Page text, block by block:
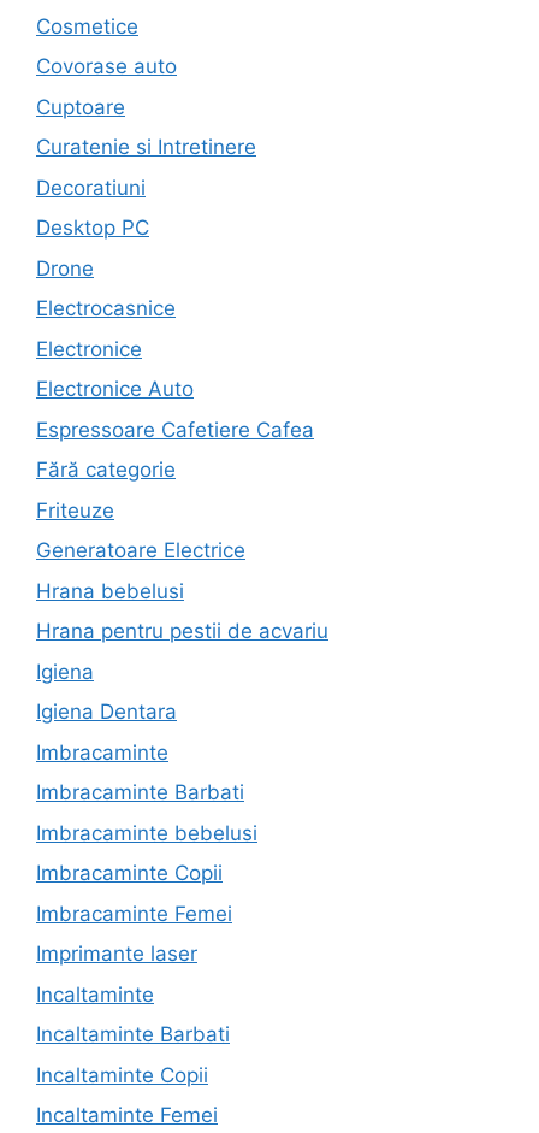
Cosmetice
Covorase auto
Cuptoare
Curatenie si Intretinere
Decoratiuni
Desktop PC
Drone
Electrocasnice
Electronice
Electronice Auto
Espressoare Cafetiere Cafea
Fără categorie
Friteuze
Generatoare Electrice
Hrana bebelusi
Hrana pentru pestii de acvariu
Igiena
Igiena Dentara
Imbracaminte
Imbracaminte Barbati
Imbracaminte bebelusi
Imbracaminte Copii
Imbracaminte Femei
Imprimante laser
Incaltaminte
Incaltaminte Barbati
Incaltaminte Copii
Incaltaminte Femei